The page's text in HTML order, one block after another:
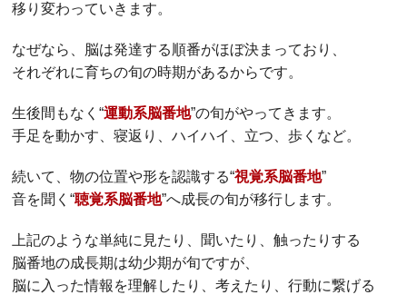
移り変わっていきます。
なぜなら、脳は発達する順番がほぼ決まっており、
それぞれに育ちの旬の時期があるからです。
生後間もなく“運動系脳番地”の旬がやってきます。
手足を動かす、寝返り、ハイハイ、立つ、歩くなど。
続いて、物の位置や形を認識する“視覚系脳番地”
音を聞く“聴覚系脳番地”へ成長の旬が移行します。
上記のような単純に見たり、聞いたり、触ったりする
脳番地の成長期は幼少期が旬ですが、
脳に入った情報を理解したり、考えたり、行動に繋げる